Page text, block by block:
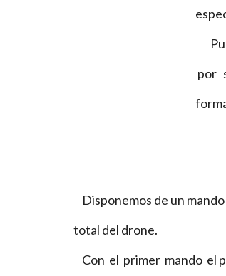
Puede grabar
por segundo y
formato
Disponemos de un
total del drone.
Con el primer mando el